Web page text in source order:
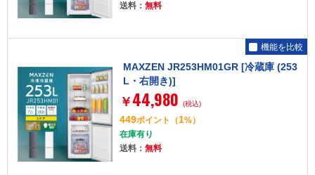
送料： 無料
MAXZEN JR253HM01GR [冷蔵庫 (253
L・右開き)]
￥ 44,980 (税込)
449ポイント （1%）
在庫有り
送料： 無料
機能を比較